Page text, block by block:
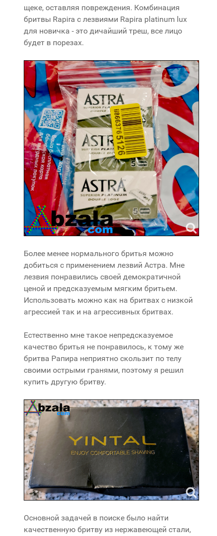
щеке, оставляя повреждения. Комбинация
бритвы Rapira с лезвиями Rapira platinum lux
для новичка - это дичайший треш, все лицо
будет в порезах.
Более менее нормального бритья можно
добиться с применением лезвий Астра. Мне
лезвия понравились своей демократичной
ценой и предсказуемым мягким бритьем.
Использовать можно как на бритвах с низкой
агрессией так и на агрессивных бритвах.
Естественно мне такое непредсказуемое
качество бритья не понравилось, к тому же
бритва Рапира неприятно скользит по телу
своими острыми гранями, поэтому я решил
купить другую бритву.
Основной задачей в поиске было найти
качественную бритву из нержавеющей стали,